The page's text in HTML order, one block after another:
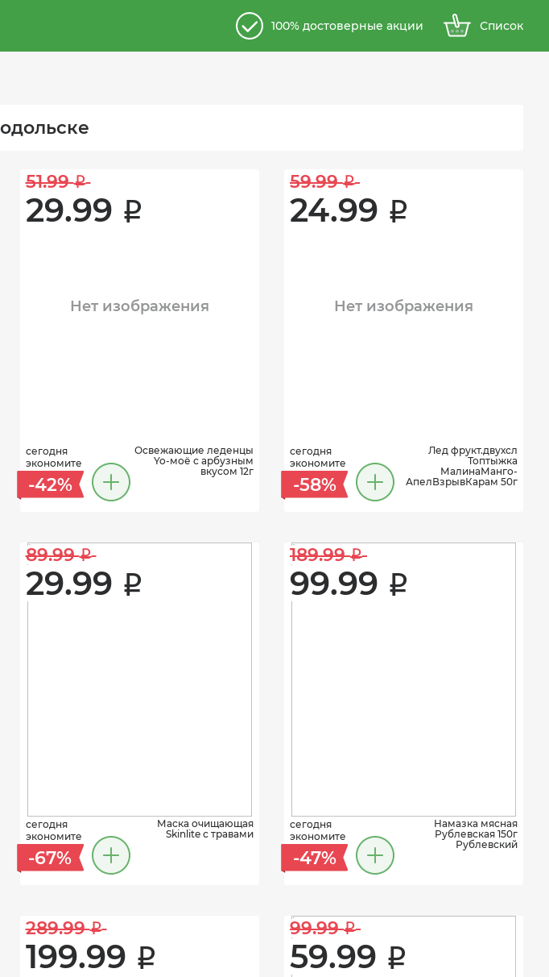
100% достоверные акции Список
51.99 i
29.99 i
Нет изображения
сегодня
экономите
-42%
Освежающие леденцы
Yo-моё с арбузным
вкусом 12г
59.99 i
24.99 i
Нет изображения
сегодня
экономите
-58%
Лед фрукт.двухсл
Топтыжка
МалинаМанго-
АпелВзрывКарам 50г
89.99 i
29.99 i
сегодня
экономите
-67%
Маска очищающая
Skinlite с травами
189.99 i
99.99 i
сегодня
экономите
-47%
Намазка мясная
Рублевская 150г
Рублевский
289.99 i
199.99 i
99.99 i
59.99 i